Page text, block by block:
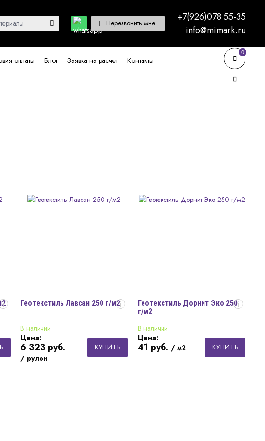
Перезвонить мне
+7(926)078 55-35
info@mimark.ru
оплаты Блог Заявка на расчет
Контакты
0
0
i Геотекстиль Лавсан 250 г/м2i
В наличии
Цена:
6 323 руб.
/ рулон
КУПИТЬ
Геотекстиль Дорнит Эко 250
г/м2
i
В наличии
Цена:
41 руб. / м2 КУПИТЬ